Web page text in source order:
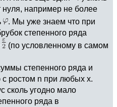
нуля, например не более
. Мы уже знаем что при
степенного ряда
(по условленному в самом
степенного ряда и
с ростом n при любых x.
сколь угодно мало
ряда в